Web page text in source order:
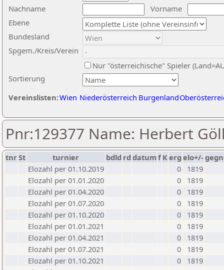
Nachname
Vorname
Ebene
Sortierung
Bundesland
Spgem./Kreis/Verein
Nur "österreichische" Spieler
Vereinslisten:Wien Niederösterreich Burgenland
Pnr:129377 Name: Herbert
tnrSt turnier bdld rd datumf Kerg elo+/-
Elozahl per 01.10.2019
0
1819
Elozahl per 01.01.2020
0
1819
Elozahl per 01.04.2020
0
1819
Elozahl per 01.07.2020
0
1819
Elozahl per 01.10.2020
0
1819
Elozahl per 01.01.2021
0
1819
Elozahl per 01.04.2021
0
1819
Elozahl per 01.07.2021
0
1819
Elozahl per 01.10.2021
0
1819